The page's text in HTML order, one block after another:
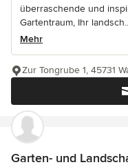
überraschende und
Gartentraum, Ihr
Mehr
Zur Tongrube 1, 45731
Garten- und